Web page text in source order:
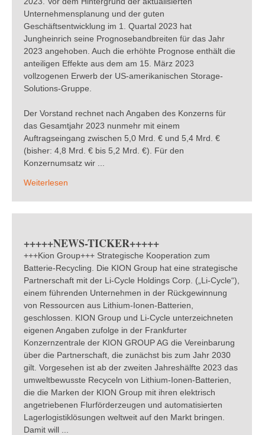
Unternehmensplanung und der guten
Geschäftsentwicklung im 1. Quartal 2023 hat
Jungheinrich seine Prognosebandbreiten für das Jahr
2023 angehoben. Auch die erhöhte Prognose enthält die
anteiligen Effekte aus dem am 15. März 2023
vollzogenen Erwerb der US-amerikanischen Storage-
Solutions-Gruppe.
Der Vorstand rechnet nach Angaben des Konzerns für
das Gesamtjahr 2023 nunmehr mit einem
Auftragseingang zwischen 5,0 Mrd. € und 5,4 Mrd. €
(bisher: 4,8 Mrd. € bis 5,2 Mrd. €). Für den
Konzernumsatz wir ...
Weiterlesen
+++++NEWS-TICKER+++++
+++Kion Group+++ Strategische Kooperation zum
Batterie-Recycling. Die KION Group hat eine strategische
Partnerschaft mit der Li-Cycle Holdings Corp. („Li-Cycle“),
einem führenden Unternehmen in der Rückgewinnung
von Ressourcen aus Lithium-Ionen-Batterien,
geschlossen. KION Group und Li-Cycle unterzeichneten
eigenen Angaben zufolge in der Frankfurter
Konzernzentrale der KION GROUP AG die Vereinbarung
über die Partnerschaft, die zunächst bis zum Jahr 2030
gilt. Vorgesehen ist ab der zweiten Jahreshälfte 2023 das
umweltbewusste Recyceln von Lithium-Ionen-Batterien,
die die Marken der KION Group mit ihren elektrisch
angetriebenen Flurförderzeugen und automatisierten
Lagerlogistiklösungen weltweit auf den Markt bringen.
Damit will ...